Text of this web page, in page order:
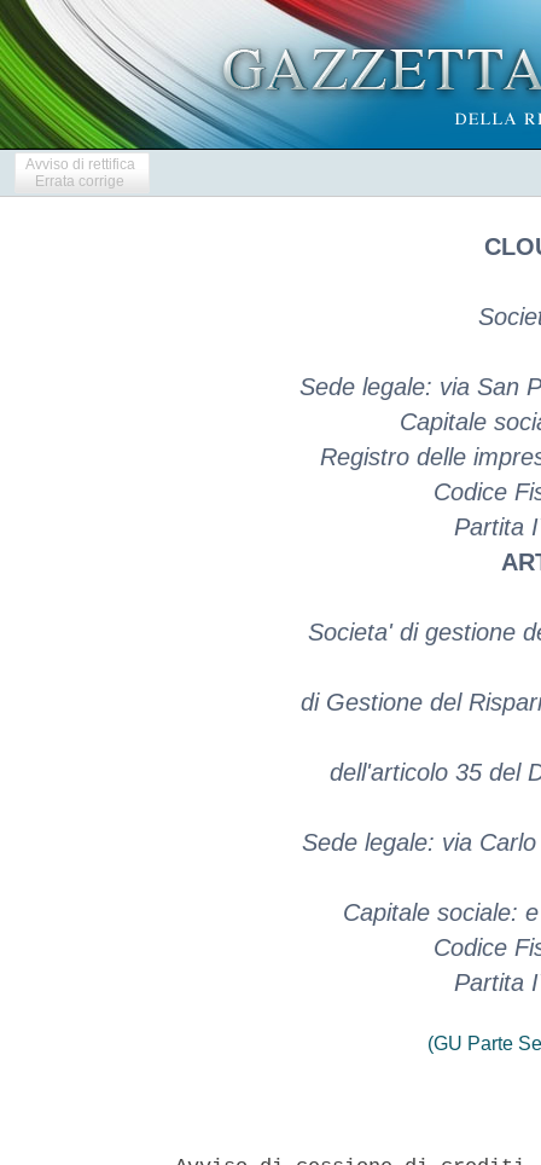
Avviso di rettifica
Errata corrige
Sede legale: via San
Capitale
Registro delle
Codice
Partita
Societa' di gestione
di Gestione del
dell'articolo 35 del
Sede legale: via
Capitale sociale:
Codice
Partita
(GU Parte